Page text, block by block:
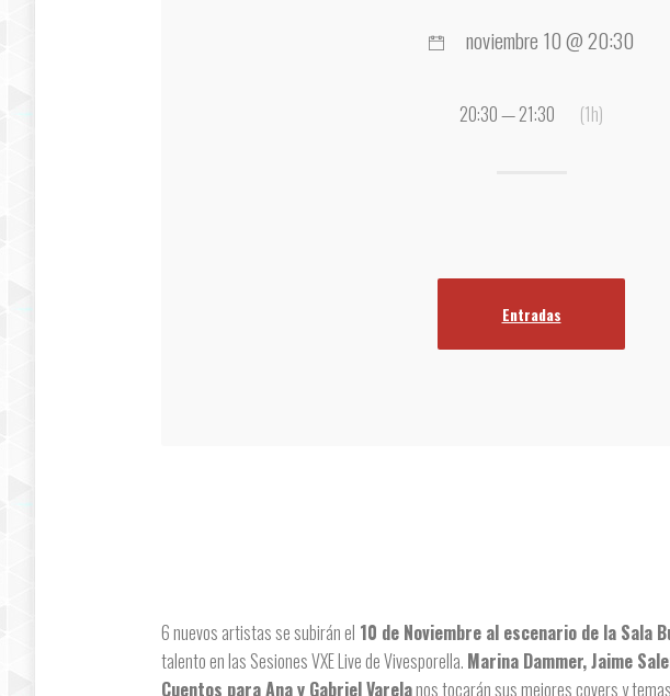
6 nuevos artistas se subirán el 10 de Noviembre al escenario de la Sala
talento en las Sesiones VXE Live de Vivesporella. Marina Dammer, Jaime
Cuentos para Ana y Gabriel Varelanos tocarán sus mejores covers y
noviembre 10 @ 20:30
20:30 — 21:30 (1h)
Entradas